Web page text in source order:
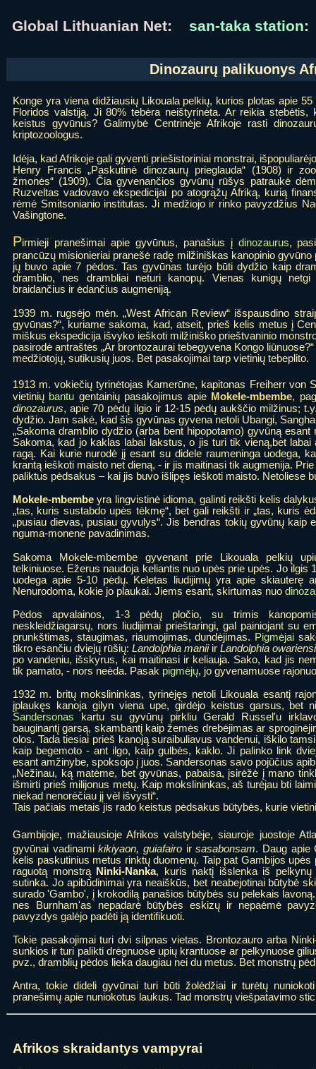
Global Lithuanian Net: san-taka station:
Dinozaurų palikuonys
Konge yra viena didžiausių Likouala pelkių, kurios plotas apie
Floridos valstiją. Ji 80% tebėra neištyrinėta. Ar reikia stebėtis,
keistus gyvūnus? Galimybė Centrinėje Afrikoje rasti
kriptozoologus.
Idėja, kad Afrikoje gali gyventi priešistoriniai monstrai,
Henry Francis „Paskutinė dinozaurų prieglauda“ (1908) ir
žmonės“ (1909). Čia gyvenančios gyvūnų rūšys patraukė
Ruzveltas vadovavo ekspedicijai po atogrąžų Afriką, kurią
rėmė Smitsonianio institutas. Ji medžiojo ir rinko pavyzdžius
Vašingtone.
Pirmieji pranešimai apie gyvūnus, panašius į dinozaurus,
prancūzų misionieriai pranešė radę milžiniškas kanopinio
jų buvo apie 7 pėdos. Tas gyvūnas turėjo būti dydžio kaip
dramblio, nes drambliai neturi kanopų. Vienas kunigų
braidančius ir ėdančius augmeniją.
1939 m. rugsėjo mėn. „West African Review“ išspausdino
gyvūnas?“, kuriame sakoma, kad, atseit, prieš kelis metus į
miškus ekspedicija išvyko ieškoti milžiniško prieštvaninio
pasirodė antraštės „Ar brontozaurai tebegyvena Kongo
medžiotojų, sutikusių juos. Bet pasakojimai tarp vietinių tebeplito.
1913 m. vokiečių tyrinėtojas Kamerūne, kapitonas Freiherr von
vietinių bantu gentainių pasakojimus apie Mokele-mbembe,
dinozaurus, apie 70 pėdų ilgio ir 12-15 pėdų aukščio milžinus;
dydžio. Jam sakė, kad šis gyvūnas gyvena netoli Ubangi,
„Sakoma dramblio dydžio (arba bent hipopotamo) gyvūną
Sakoma, kad jo kaklas labai lakstus, o jis turi tik vieną,bet
ragą. Kai kurie nurodė jį esant su didele raumeninga uodega,
krantą ieškoti maisto net dieną, - ir jis maitinasi tik augmenija.
paliktus pėdsakus – kai jis buvo išlipęs ieškoti maisto. Netoliese
Mokele-mbembe yra lingvistinė idioma, galinti reikšti kelis
„tas, kuris sustabdo upės tėkmę“, bet gali reikšti ir „tas, kuris
„pusiau dievas, pusiau gyvulys“. Jis bendras tokių gyvūnų kaip
nguma-monene pavadinimas.
Sakoma Mokele-mbembe gyvenant prie Likouala pelkių
telkiniuose. Ežerus naudoja keliantis nuo upės prie upės. Jo ilgis
uodega apie 5-10 pėdų. Keletas liudijimų yra apie skiauterę
Nenurodoma, kokie jo plaukai. Jiems esant, skirtumas nuo
Pėdos apvalainos, 1-3 pėdų pločio, su trimis
neskleidžiagarsų, nors liudijimai prieštaringi, gal painiojant su
prunkštimas, staugimas, riaumojimas, dundėjimas. Pigmėjai
tikro esančiu dviejų rūšių: Landolphia maniiir Landolphia
po vandeniu, išskyrus, kai maitinasi ir keliauja. Sako, kad jis
tik pamato, - nors neėda. Pasak pigmėjų, jo gyvenamuose
1932 m. britų mokslininkas, tyrinėjęs netoli Likouala esantį
įplaukęs kanoja gilyn viena upe, girdėjo keistus garsus, bet
Sandersonas kartu su gyvūnų pirkliu Gerald Russel'u
bauginantį garsą, skambantį kaip žemės drebėjimas ar
olos. Tada tiesiai prieš kanoją suraibuliavus vandenui, iškilo
kaip begemoto - ant ilgo, kaip gulbės, kaklo. Ji palinko link
esant amžinybe, spoksojo į juos. Sandersonas savo pojūčius
„Nežinau, ką matėme, bet gyvūnas, pabaisa, įsirėžė į mano
išmirti prieš milijonus metų. Kaip mokslininkas, aš turėjau bti
niekad nenorėčiau jį vėl išvysti“.
Tais pačiais metais jis rado keistus pėdsakus būtybės, kurie
Gambijoje, mažiausioje Afrikos valstybėje, siauroje juostoje
gyvūnai vadinamikikiyaon, guiafairo irsasabonsam. Daug apie
kelis paskutinius metus rinktų duomenų. Taip pat Gambijos
raguotą monstrą Ninki-Nanka, kuris naktį išslenka iš
sutinka. Jo apibūdinimai yra neaiškūs, bet neabejotinai būtybė
surado 'Gambo', į krokodilą panašios būtybės su pelekais
nes Burnham'as nepadarė būtybės eskizų ir nepaėmė
pavyzdys galėjo padėti ją identifikuoti.
Tokie pasakojimai turi dvi silpnas vietas. Brontozauro arba
sunkios ir turi palikti drėgnuose upių krantuose ar pelkynuose
pvz., dramblių pėdos lieka daugiau nei du metus. Bet monstrų
Antra, tokie dideli gyvūnai turi būti žolėdžiai ir turėtų
pranešimų apie nuniokotus laukus. Tad monstrų viešpatavimo
Afrikos skraidantys vampyrai